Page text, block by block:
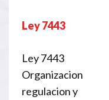
Ley 7443
Ley 7443
Organizacion
regulacion y